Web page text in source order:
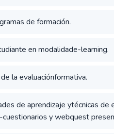
de formación.
en modalidade-learning.
la evaluaciónformativa.
de aprendizaje ytécnicas de
y webquest